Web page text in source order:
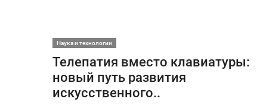
Наука и технологии
Телепатия вместо клавиатуры:
новый путь развития
искусственного..